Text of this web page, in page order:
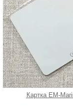
Картка EM-